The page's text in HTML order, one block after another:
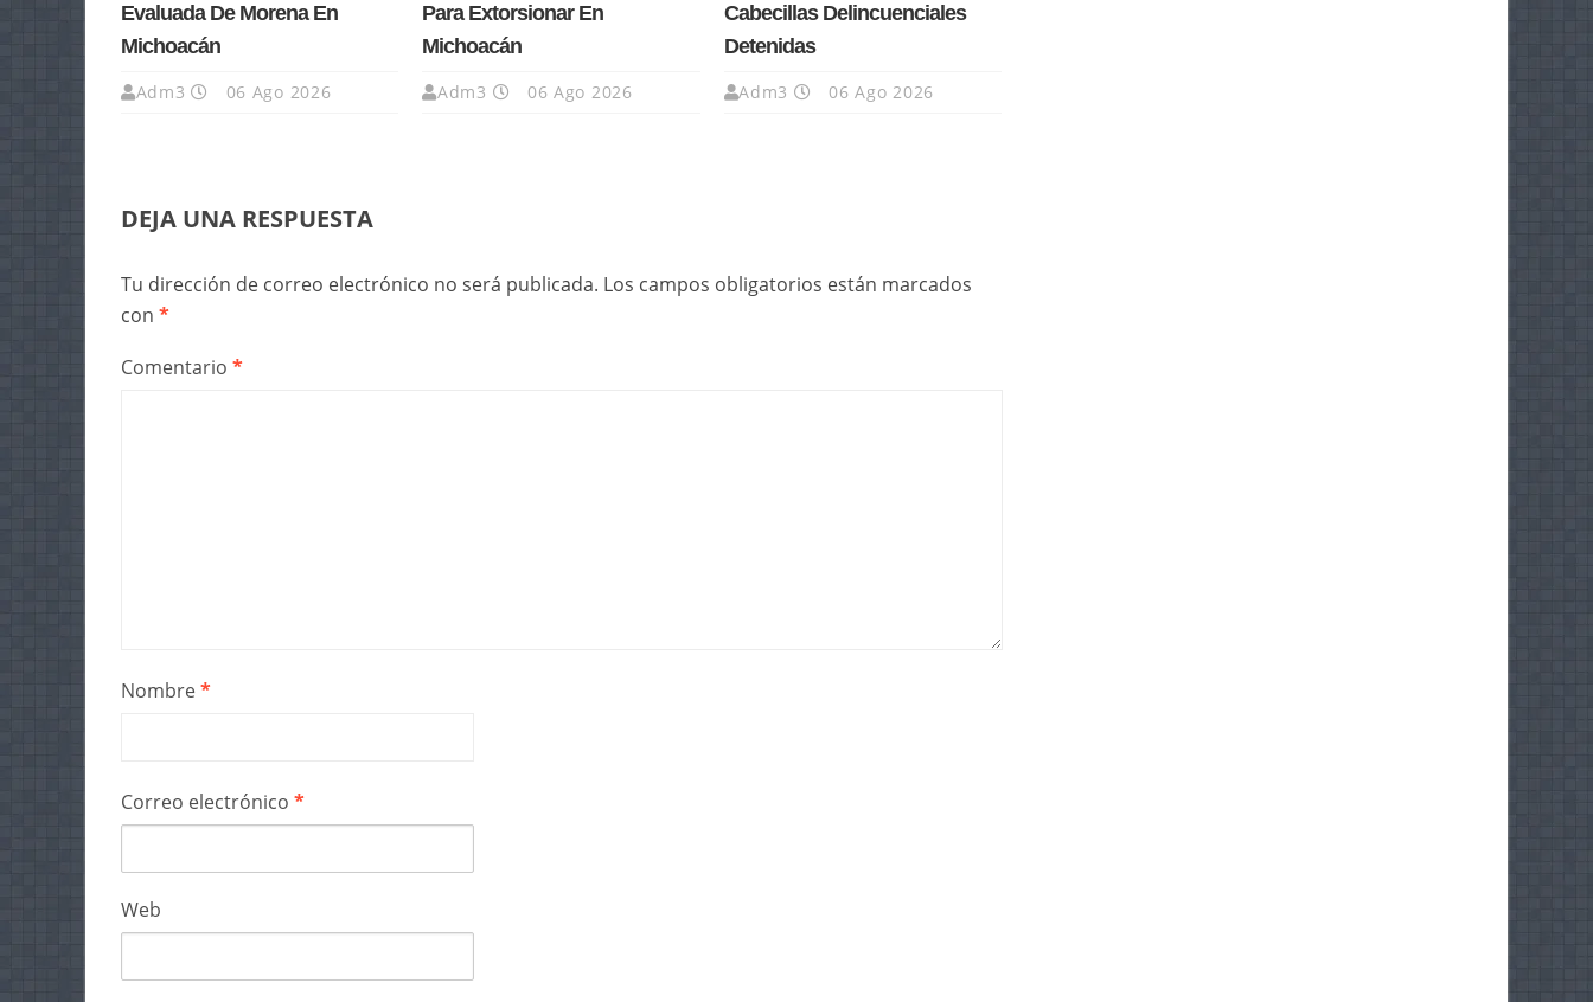
Evaluada De Morena En
Michoacán
Adm3 06 Ago 2026
Para Extorsionar En
Michoacán
Adm3 06 Ago 2026
Cabecillas Delincuenciales
Detenidas
Adm3 06 Ago 2026
DEJA UNA RESPUESTA
Tu dirección de correo electrónico no será publicada. Los campos obligatorios están marcados
con *
Comentario *
Nombre*
Correo electrónico *
Web